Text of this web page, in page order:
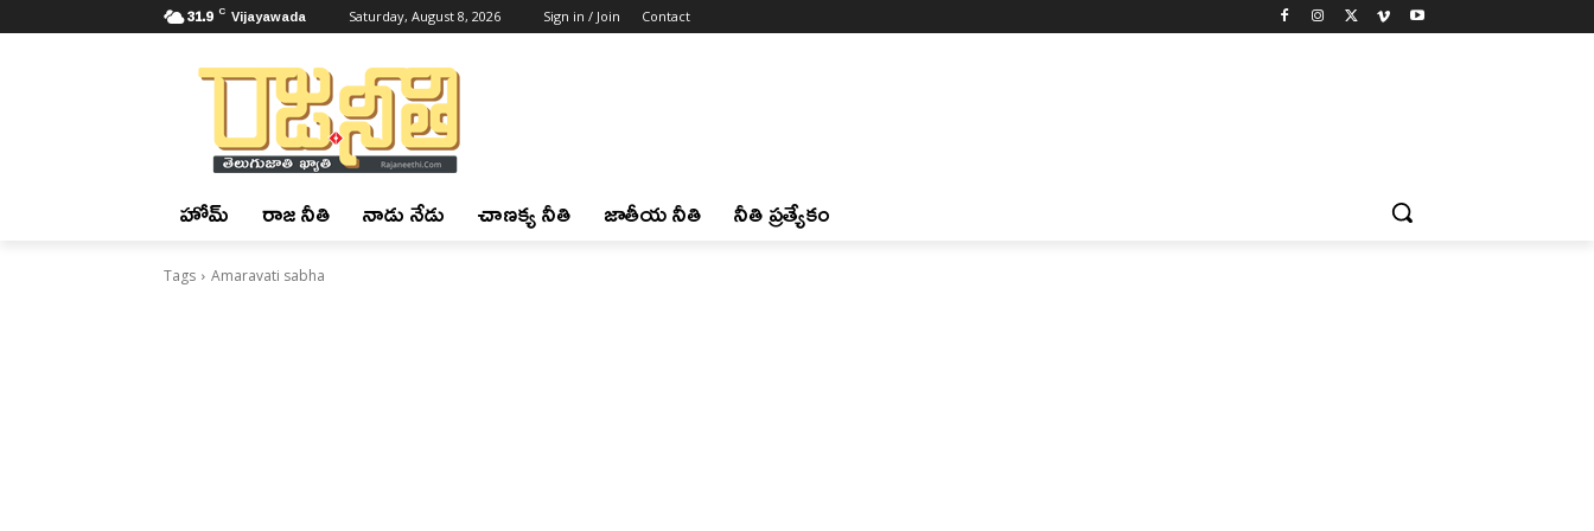
31.9 C Vijayawada Saturday, August 8, 2026 Sign in / Join Contact
హోమ్ రాజ నీతి నాడు నేడు చాణక్య నీతి జాతీయ నీతి నీతి ప్రత్యేకం
Tags Amaravati sabha